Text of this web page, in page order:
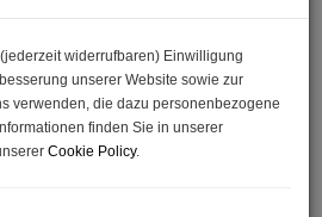
widerrufbaren) Einwilligung
unserer Website sowie zur
verwenden, die dazu personenbezogene
finden Sie in unserer
Cookie Policy.